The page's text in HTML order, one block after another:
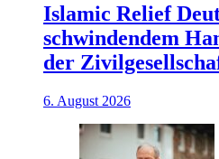
Islamic Relief
schwindendem
der
6. August 2026